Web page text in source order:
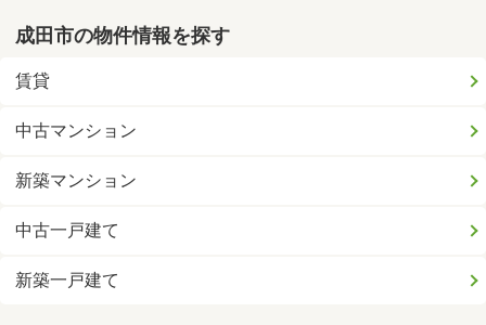
成田市の物件情報を探す
賃貸
中古マンション
新築マンション
中古一戸建て
新築一戸建て